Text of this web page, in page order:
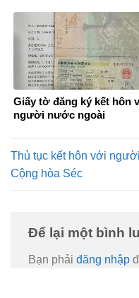
Giấy tờ đăng ký kết hôn
người nước ngoài
Thủ tục kết hôn với người
Cộng hòa Séc
Để lại một bình
Bạn phải đăng nhập